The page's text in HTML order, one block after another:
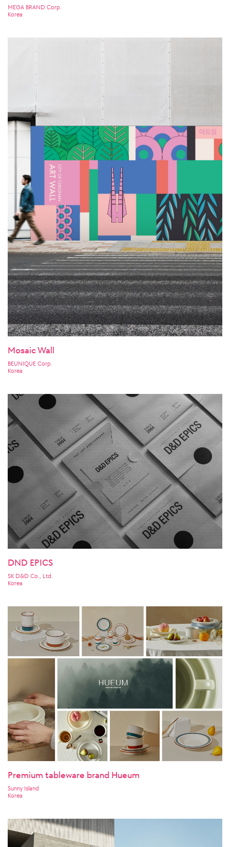
MEGA BRAND Corp.
Korea
Mosaic Wall
BEUNIQUE Corp.
Korea
DND EPICS
SK D&D Co., Ltd.
Korea
Premium tableware brand Hueum
Sunny Island
Korea